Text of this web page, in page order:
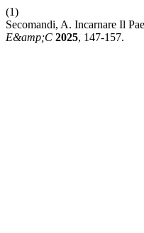
(1)
Secomandi, A. Incarnare Il
E&amp;C 2025, 147-157.